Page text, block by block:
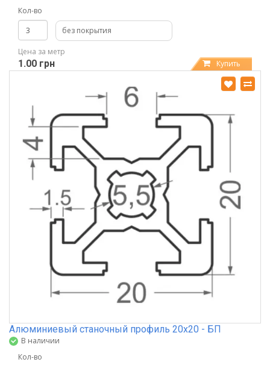
Кол-во
без покрытия
Цена за метр
1.00 грн Купить
Алюминиевый станочный профиль 20х20 - БП
В наличии
Кол-во